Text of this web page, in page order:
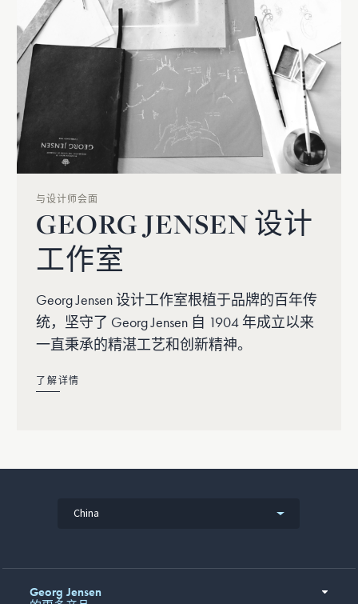
与设计师会面
GEORG JENSEN 设计
工作室
Georg Jensen 设计工作室根植于品牌的百年传
统，坚守了 Georg Jensen 自 1904 年成立以来
一直秉承的精湛工艺和创新精神。
了解详情
China
Georg Jensen